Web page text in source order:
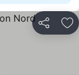
Partilhar